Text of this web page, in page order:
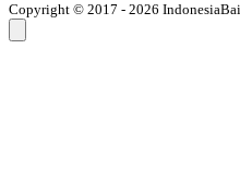
Copyright © 2017 - 2026